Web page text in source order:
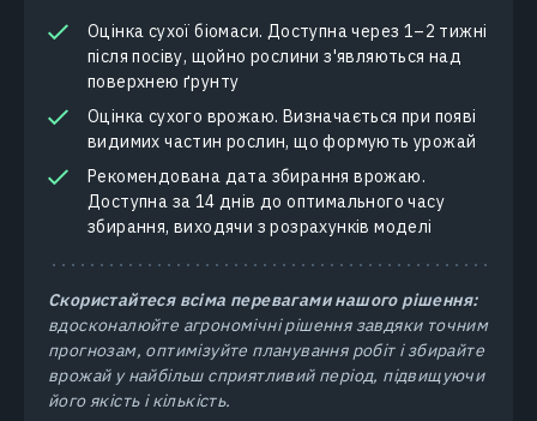
Оцінка сухої біомаси. Доступна через 1–2 тижні
після посіву, щойно рослини з'являються над
поверхнею ґрунту
Оцінка сухого врожаю. Визначається при появі
видимих частин рослин, що формують урожай
Рекомендована дата збирання врожаю.
Доступна за 14 днів до оптимального часу
збирання, виходячи з розрахунків моделі
Скористайтеся всіма перевагами нашого рішення:
вдосконалюйте агрономічні рішення завдяки точним
прогнозам, оптимізуйте планування робіт і збирайте
врожай у найбільш сприятливий період, підвищуючи
його якість і кількість.